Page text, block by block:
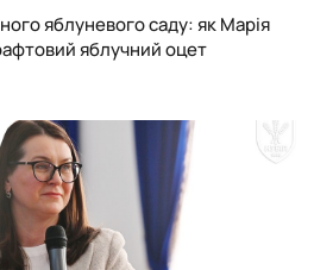
яблуневого саду: як Марія
яблучний оцет